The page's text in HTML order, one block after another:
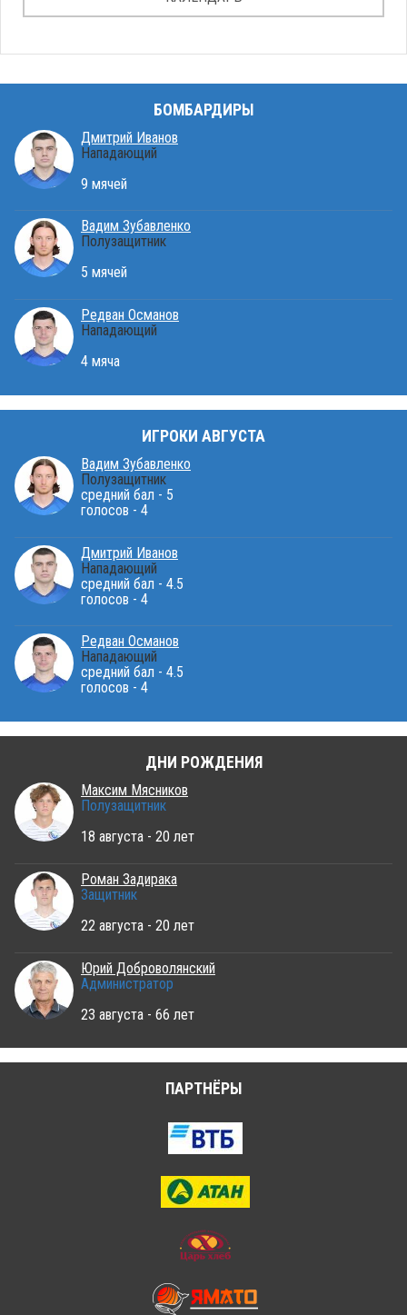
БОМБАРДИРЫ
Дмитрий Иванов
Нападающий
9 мячей
Вадим Зубавленко
Полузащитник
5 мячей
Редван Османов
Нападающий
4 мяча
ИГРОКИ АВГУСТА
Вадим Зубавленко
Полузащитник
средний бал - 5
голосов - 4
Дмитрий Иванов
Нападающий
средний бал - 4.5
голосов - 4
Редван Османов
Нападающий
средний бал - 4.5
голосов - 4
ДНИ РОЖДЕНИЯ
Максим Мясников
Полузащитник
18 августа - 20 лет
Роман Задирака
Защитник
22 августа - 20 лет
Юрий Доброволянский
Администратор
23 августа - 66 лет
ПАРТНЁРЫ